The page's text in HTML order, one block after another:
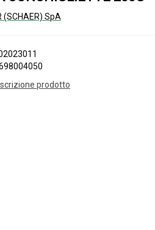
(SCHAER) SpA
prodotto